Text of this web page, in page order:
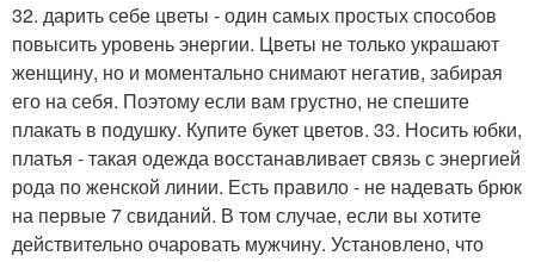
32. дарить себе цветы - один самых простых способов
повысить уровень энергии. Цветы не только украшают
женщину, но и моментально снимают негатив, забирая
его на себя. Поэтому если вам грустно, не спешите
плакать в подушку. Купите букет цветов. 33. Носить юбки,
платья - такая одежда восстанавливает связь с энергией
рода по женской линии. Есть правило - не надевать брюк
на первые 7 свиданий. В том случае, если вы хотите
действительно очаровать мужчину. Установлено, что